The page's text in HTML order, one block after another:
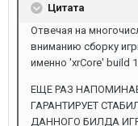
Цитата
Отвечая на
вниманию сборку
именно 'xrCore' build
ЕЩЕ РАЗ
ГАРАНТИРУЕТ
ДАННОГО БИЛДА